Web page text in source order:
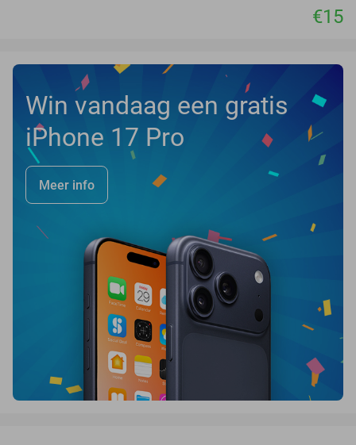
€15
Win vandaag een gratis
iPhone 17 Pro
Meer info